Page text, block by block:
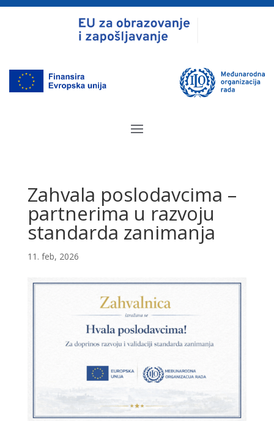
Zahvala poslodavcima –
partnerima u razvoju
standarda zanimanja
11. feb, 2026